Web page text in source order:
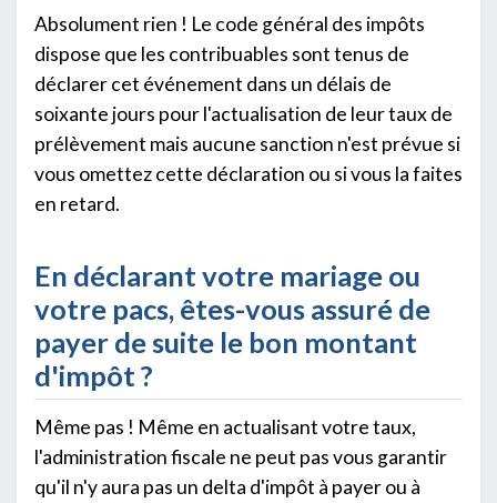
Absolument rien ! Le code général des impôts
dispose que les contribuables sont tenus de
déclarer cet événement dans un délais de
soixante jours pour l'actualisation de leur taux de
prélèvement mais aucune sanction n'est prévue si
vous omettez cette déclaration ou si vous la faites
en retard.
En déclarant votre mariage ou
votre pacs, êtes-vous assuré de
payer de suite le bon montant
d'impôt ?
Même pas ! Même en actualisant votre taux,
l'administration fiscale ne peut pas vous garantir
qu'il n'y aura pas un delta d'impôt à payer ou à